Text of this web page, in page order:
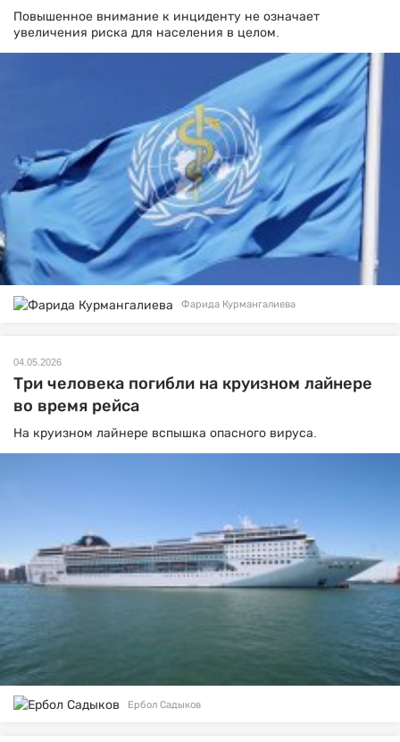
Повышенное внимание к инциденту не означает
увеличения риска для населения в целом.
Фарида Курмангалиева
04.05.2026
Три человека погибли на круизном лайнере
во время рейса
На круизном лайнере вспышка опасного вируса.
Ербол Садыков